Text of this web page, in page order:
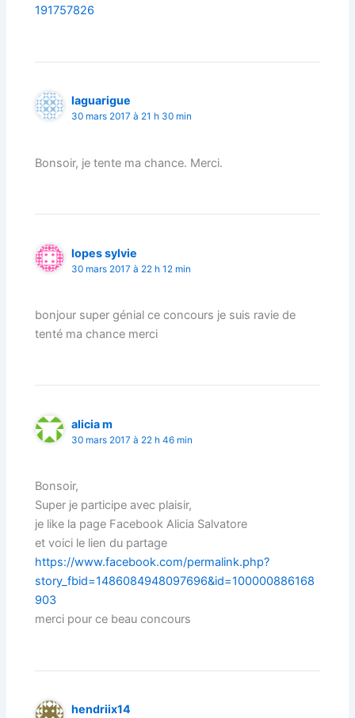
191757826
laguarigue
30 mars 2017 à 21 h 30 min
Bonsoir, je tente ma chance. Merci.
lopes sylvie
30 mars 2017 à 22 h 12 min
bonjour super génial ce concours je suis ravie de
tenté ma chance merci
alicia m
30 mars 2017 à 22 h 46 min
Bonsoir,
Super je participe avec plaisir,
je like la page Facebook Alicia Salvatore
et voici le lien du partage
https://www.facebook.com/permalink.php?
story_fbid=1486084948097696&id=100000886168
903
merci pour ce beau concours
hendriix14